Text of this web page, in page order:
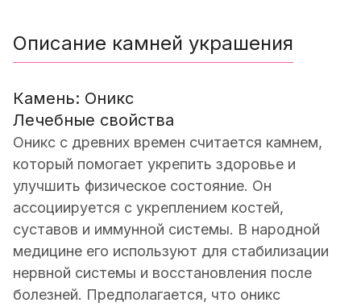
Описание камней украшения
Камень: Оникс
Лечебные свойства
Оникс с древних времен считается камнем,
который помогает укрепить здоровье и
улучшить физическое состояние. Он
ассоциируется с укреплением костей,
суставов и иммунной системы. В народной
медицине его используют для стабилизации
нервной системы и восстановления после
болезней. Предполагается, что оникс